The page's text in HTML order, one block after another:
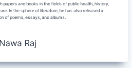
papers and books in the fields of public health, history,
In the sphere of literature, he has also released a
of poems, essays, and albums.
Raj